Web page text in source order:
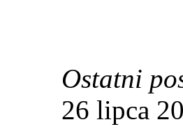
Ostatni
26 lipca